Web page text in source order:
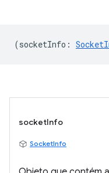
(socketInfo :
socketInfo
SocketInfo